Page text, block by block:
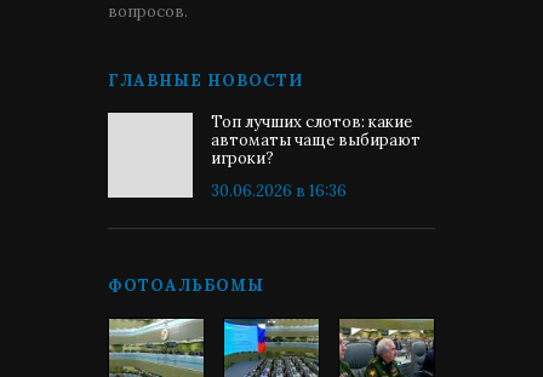
вопросов.
ГЛАВНЫЕ НОВОСТИ
Топ лучших слотов: какие
автоматы чаще выбирают
игроки?
30.06.2026 в 16:36
ФОТОАЛЬБОМЫ